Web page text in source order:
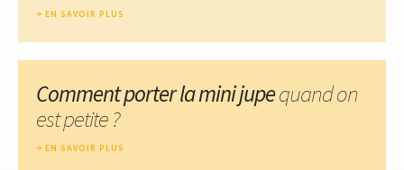
EN SAVOIR PLUS
Comment porter la mini jupequand on
est petite ?
EN SAVOIR PLUS